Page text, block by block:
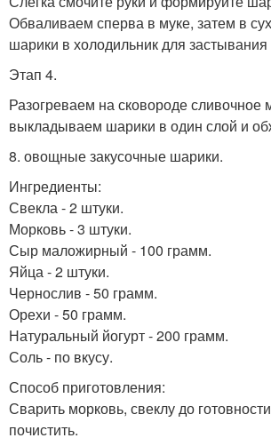
Обваливаем сперва в муке, затем в
шарики в холодильник для застывания
Этап 4.
Разогреваем на сковороде сливочное
выкладываем шарики в один слой и
8. овощные закусочные шарики.
Ингредиенты:
Свекла - 2 штуки.
Морковь - 3 штуки.
Сыр маложирный - 100 грамм.
Яйца - 2 штуки.
Чернослив - 50 грамм.
Орехи - 50 грамм.
Натуральный йогурт - 200 грамм.
Соль - по вкусу.
Способ приготовления:
Сварить морковь, свеклу до
почистить.